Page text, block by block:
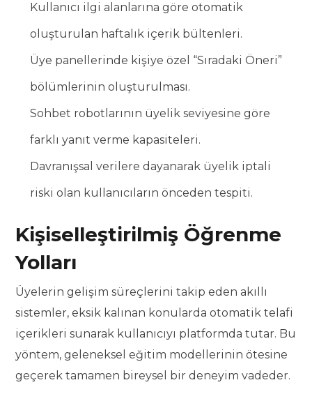
Kullanıcı ilgi alanlarına göre otomatik
oluşturulan haftalık içerik bültenleri.
Üye panellerinde kişiye özel “Sıradaki Öneri”
bölümlerinin oluşturulması.
Sohbet robotlarının üyelik seviyesine göre
farklı yanıt verme kapasiteleri.
Davranışsal verilere dayanarak üyelik iptali
riski olan kullanıcıların önceden tespiti.
Kişiselleştirilmiş Öğrenme
Yolları
Üyelerin gelişim süreçlerini takip eden akıllı
sistemler, eksik kalınan konularda otomatik telafi
içerikleri sunarak kullanıcıyı platformda tutar. Bu
yöntem, geleneksel eğitim modellerinin ötesine
geçerek tamamen bireysel bir deneyim vadeder.